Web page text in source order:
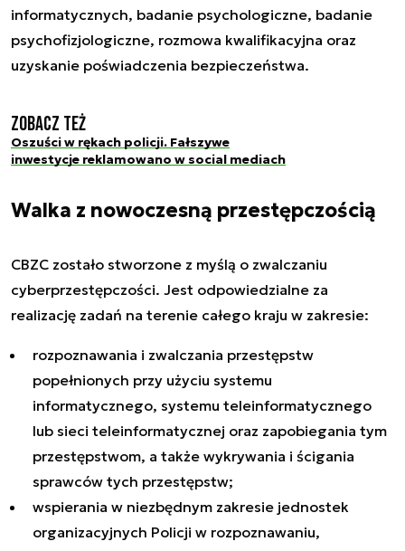
informatycznych, badanie psychologiczne, badanie
psychofizjologiczne, rozmowa kwalifikacyjna oraz
uzyskanie poświadczenia bezpieczeństwa.
Zobacz też
Oszuści w rękach policji. Fałszywe
inwestycje reklamowano w social mediach
Walka z nowoczesną przestępczością
CBZC zostało stworzone z myślą o zwalczaniu
cyberprzestępczości. Jest odpowiedzialne za
realizację zadań na terenie całego kraju w zakresie:
rozpoznawania i zwalczania przestępstw
popełnionych przy użyciu systemu
informatycznego, systemu teleinformatycznego
lub sieci teleinformatycznej oraz zapobiegania tym
przestępstwom, a także wykrywania i ścigania
sprawców tych przestępstw;
wspierania w niezbędnym zakresie jednostek
organizacyjnych Policji w rozpoznawaniu,